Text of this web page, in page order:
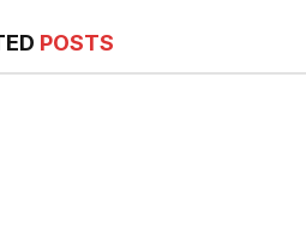
POSTS